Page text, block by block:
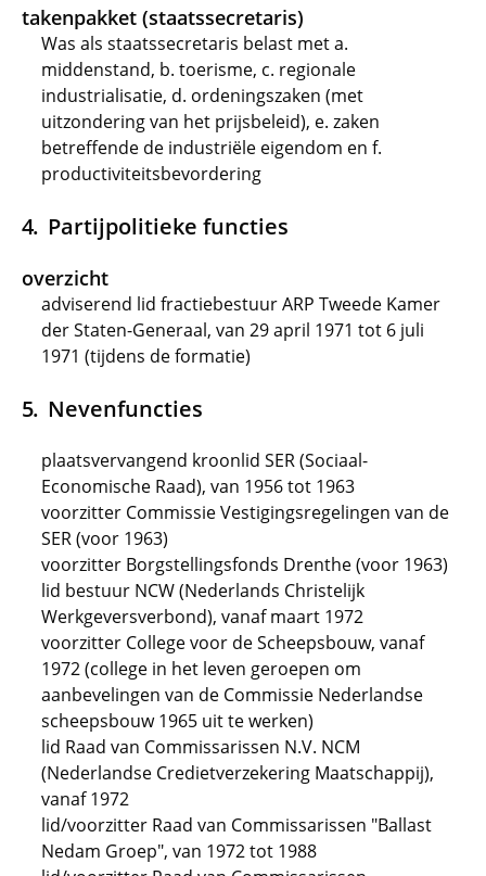
takenpakket (staatssecretaris)
Was als staatssecretaris belast met a.
middenstand, b. toerisme, c. regionale
industrialisatie, d. ordeningszaken (met
uitzondering van het prijsbeleid), e. zaken
betreffende de industriële eigendom en f.
productiviteitsbevordering
Partijpolitieke functies
overzicht
adviserend lid fractiebestuur ARP Tweede Kamer
der Staten-Generaal, van 29 april 1971 tot 6 juli
1971 (tijdens de formatie)
Nevenfuncties
plaatsvervangend kroonlid SER (Sociaal-
Economische Raad), van 1956 tot 1963
voorzitter Commissie Vestigingsregelingen van de
SER (voor 1963)
voorzitter Borgstellingsfonds Drenthe (voor 1963)
lid bestuur NCW (Nederlands Christelijk
Werkgeversverbond), vanaf maart 1972
voorzitter College voor de Scheepsbouw, vanaf
1972 (college in het leven geroepen om
aanbevelingen van de Commissie Nederlandse
scheepsbouw 1965 uit te werken)
lid Raad van Commissarissen N.V. NCM
(Nederlandse Credietverzekering Maatschappij),
vanaf 1972
lid/voorzitter Raad van Commissarissen "Ballast
Nedam Groep", van 1972 tot 1988